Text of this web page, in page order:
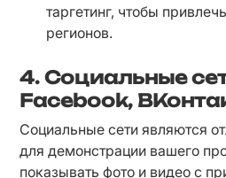
таргетинг, чтобы
регионов.
4. Социальные
Facebook,
Социальные сети являются
для демонстрации вашего
показывать фото и видео с